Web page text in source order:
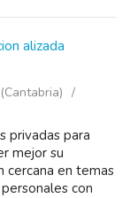
alizada
privadas para
mejor su
cercana en temas
con